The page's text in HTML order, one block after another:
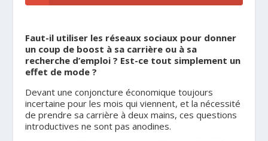
Faut-il utiliser les réseaux sociaux pour donner
un coup de boost à sa carrière ou à sa
recherche d’emploi ? Est-ce tout simplement un
effet de mode ?
Devant une conjoncture économique toujours
incertaine pour les mois qui viennent, et la nécessité
de prendre sa carrière à deux mains, ces questions
introductives ne sont pas anodines.